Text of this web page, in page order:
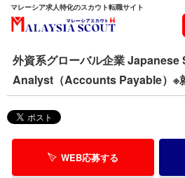
マレーシア求人特化のスカウト転職サイト
外資系グローバル企業
Analyst（Accounts Payable）※
WEB応募する